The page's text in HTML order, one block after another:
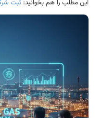
این مطلب را هم بخوانید: ثبت